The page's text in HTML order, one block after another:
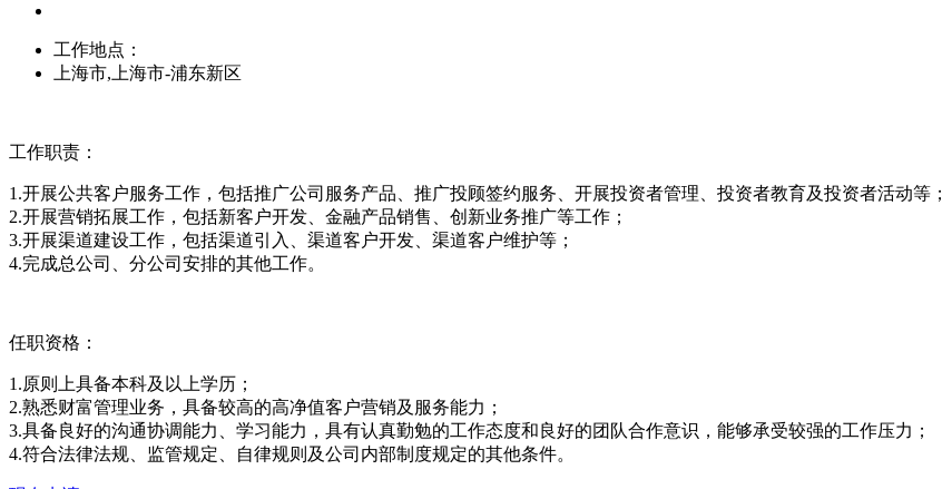
工作地点：
上海市,上海市-浦东新区
工作职责：
1.开展公共客户服务工作，包括推广公司服务产品、推广投顾签约服务、开展投资者管理、投资者教育及投资者活动等；
2.开展营销拓展工作，包括新客户开发、金融产品销售、创新业务推广等工作；
3.开展渠道建设工作，包括渠道引入、渠道客户开发、渠道客户维护等；
4.完成总公司、分公司安排的其他工作。
任职资格：
1.原则上具备本科及以上学历；
2.熟悉财富管理业务，具备较高的高净值客户营销及服务能力；
3.具备良好的沟通协调能力、学习能力，具有认真勤勉的工作态度和良好的团队合作意识，能够承受较强的工作压力；
4.符合法律法规、监管规定、自律规则及公司内部制度规定的其他条件。